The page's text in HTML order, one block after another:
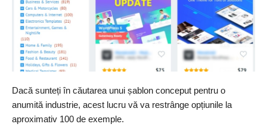
Dacă sunteți în căutarea unui șablon conceput pentru o
anumită industrie, acest lucru vă va restrânge opțiunile la
aproximativ 100 de exemple.